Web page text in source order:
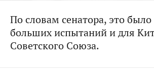
По словам сенатора, это
больших испытаний и для
Советского Союза.